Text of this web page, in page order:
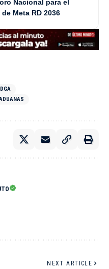
Nacional para el
Meta RD 2036
DGA
NEXT ARTICLE